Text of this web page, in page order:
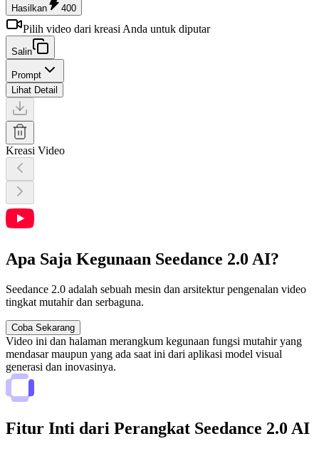
Hasilkan 400
Pilih video dari kreasi Anda untuk diputar
Salin
Prompt
Lihat Detail
Kreasi Video
Apa Saja Kegunaan Seedance 2.0 AI?
Seedance 2.0 adalah sebuah mesin dan arsitektur pengenalan video
tingkat mutahir dan serbaguna.
Coba Sekarang
Video ini dan halaman merangkum kegunaan fungsi mutahir yang
mendasar maupun yang ada saat ini dari aplikasi model visual
generasi dan inovasinya.
Fitur Inti dari Perangkat Seedance 2.0 AI